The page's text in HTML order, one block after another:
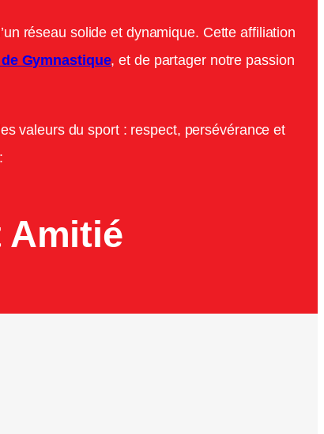
réseau solide et dynamique. Cette affiliation
Gymnastique, et de partager notre passion
valeurs du sport : respect, persévérance et
Amitié